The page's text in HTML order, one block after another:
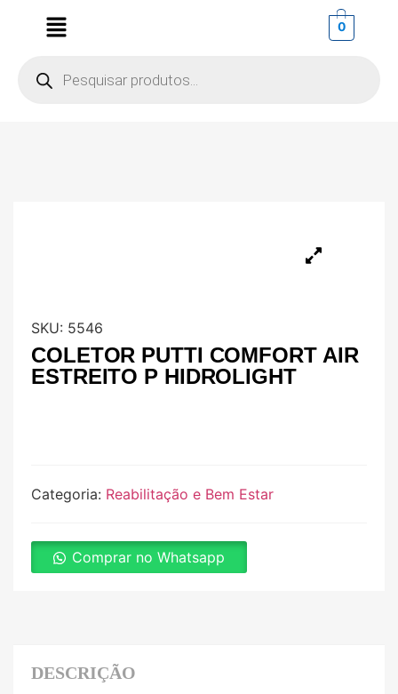
0
SKU: 5546
COLETOR PUTTI COMFORT AIR
ESTREITO P HIDROLIGHT
Categoria: Reabilitação e Bem Estar
Comprar no Whatsapp
DESCRIÇÃO